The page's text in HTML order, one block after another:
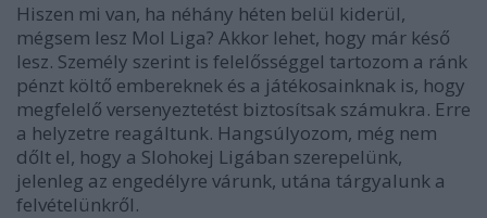
Hiszen mi van, ha néhány héten belül kiderül,
mégsem lesz Mol Liga? Akkor lehet, hogy már késő
lesz. Személy szerint is felelősséggel tartozom a ránk
pénzt költő embereknek és a játékosainknak is, hogy
megfelelő versenyeztetést biztosítsak számukra. Erre
a helyzetre reagáltunk. Hangsúlyozom, még nem
dőlt el, hogy a Slohokej Ligában szerepelünk,
jelenleg az engedélyre várunk, utána tárgyalunk a
felvételünkről.